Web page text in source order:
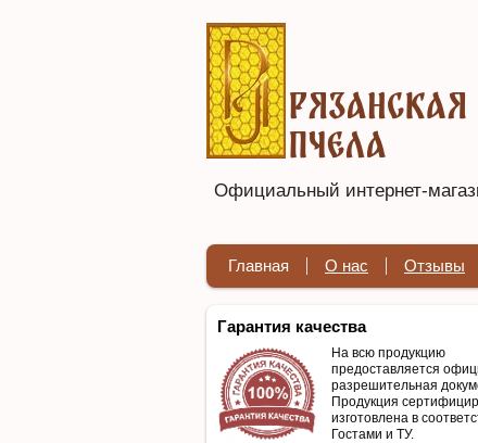
Официальный интернет-
Главная О нас Отзывы
Гарантия качества
На всю продукцию
предоставляется
разрешительная
Продукция
изготовлена в
Гостами и ТУ.